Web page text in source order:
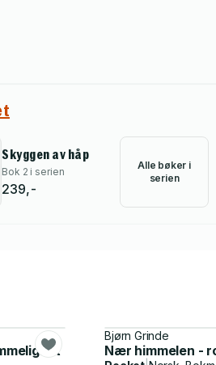
Skyggen av håp
Bok 2 i serien
239,-
Alle bøker i
serien
Bjørn Grinde
Nær himmelen -